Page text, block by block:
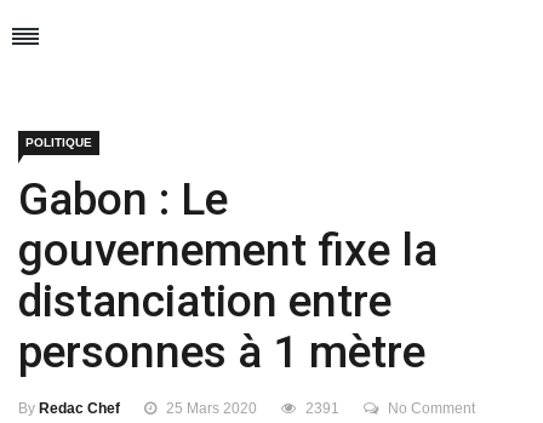
POLITIQUE
Gabon : Le
gouvernement fixe la
distanciation entre
personnes à 1 mètre
By Redac Chef 25 Mars 2020 2391 No Comment